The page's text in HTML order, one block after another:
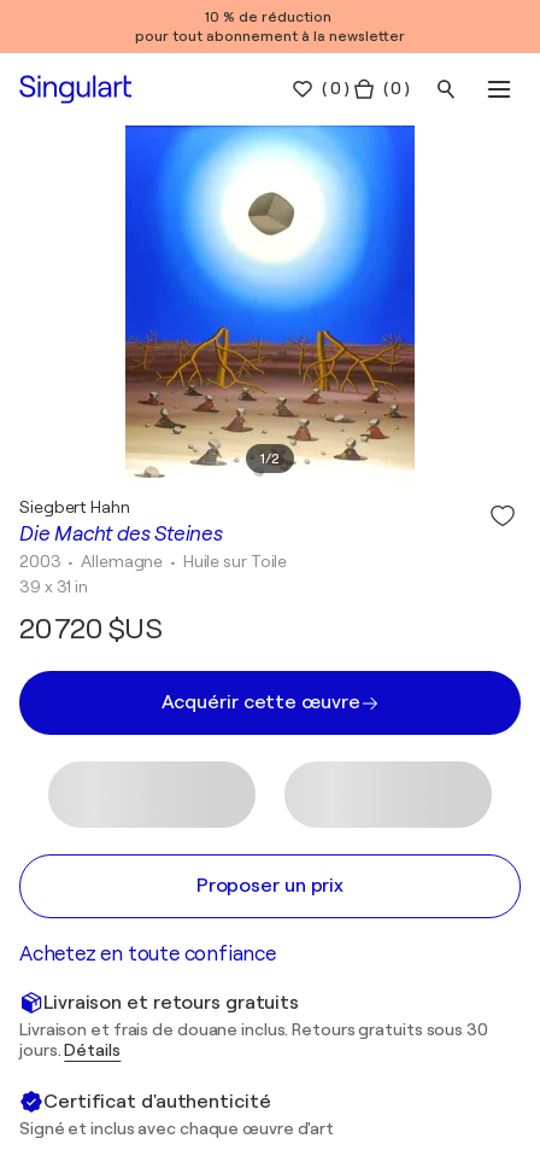
10 % de réduction
pour tout abonnement à la newsletter
(0 ) ( 0 )
1/2
Die Macht des Steines
Siegbert Hahn
2003 • Allemagne • Huile sur Toile
39 x 31 in
20 720 $US
Acquérir cette œuvre
Proposer un prix
Achetez en toute confiance
Livraison et retours gratuits
Livraison et frais de douane inclus. Retours gratuits sous 30
jours.Détails
Certificat d'authenticité
Signé et inclus avec chaque œuvre d'art